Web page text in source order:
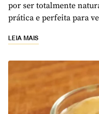
por ser totalmente
prática e perfeita para
LEIA MAIS